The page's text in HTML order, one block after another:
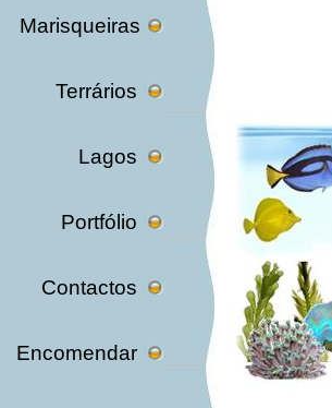
Marisqueiras
Terrários
Lagos
Portfólio
Contactos
Encomendar